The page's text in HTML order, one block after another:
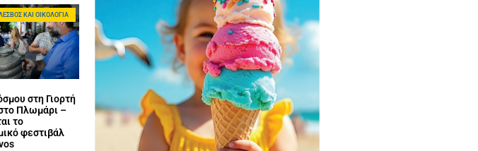
ΚΑΙ ΟΙΚΟΛΟΓΊΑ
στη Γιορτή
Πλωμάρι –
το
φεστιβάλ